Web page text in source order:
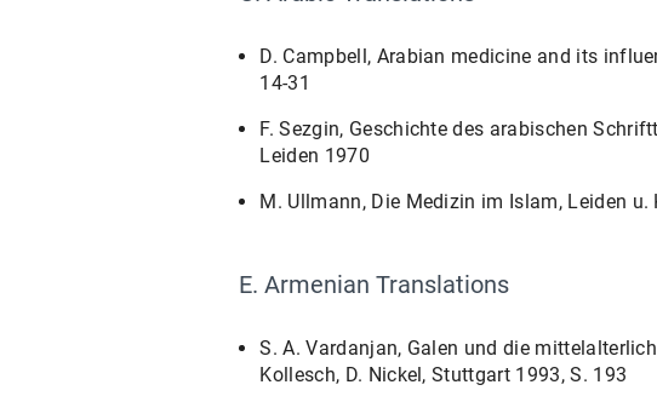
D. Campbell, Arabian medicine and its
14-31
F. Sezgin, Geschichte des arabischen
Leiden 1970
M. Ullmann, Die Medizin im Islam, Leiden
E. Armenian Translations
S. A. Vardanjan, Galen und die
Kollesch, D. Nickel, Stuttgart 1993, S. 193